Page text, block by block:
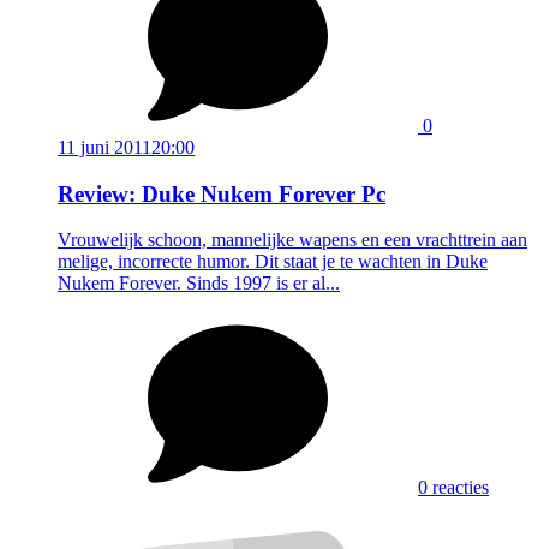
0
11 juni 2011 20:00
Review: Duke Nukem Forever Pc
Vrouwelijk schoon, mannelijke wapens en een vrachttrein aan
melige, incorrecte humor. Dit staat je te wachten in Duke
Nukem Forever. Sinds 1997 is er al...
0 reacties